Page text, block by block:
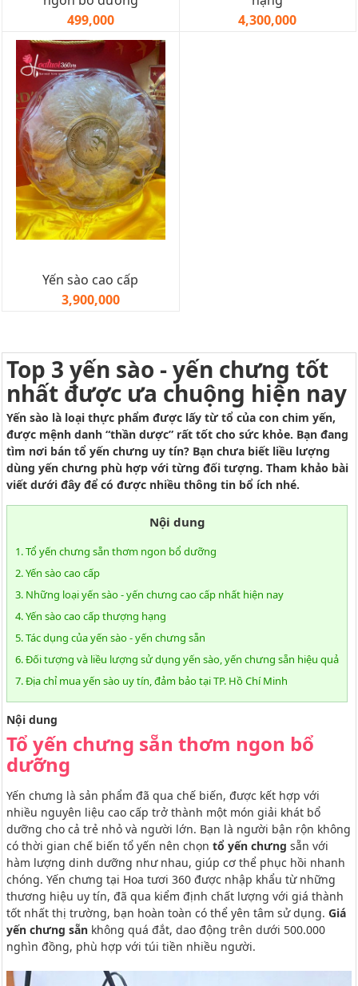
499,000
4,300,000
Yến sào cao cấp
3,900,000
Top 3 yến sào - yến chưng tốt
nhất được ưa chuộng hiện nay
Yến sào là loại thực phẩm được lấy từ tổ của con chim yến,
được mệnh danh “thần dược” rất tốt cho sức khỏe. Bạn đang
tìm nơi bán tổ yến chưng uy tín? Bạn chưa biết liều lượng
dùng yến chưng phù hợp với từng đối tượng. Tham khảo bài
viết dưới đây để có được nhiều thông tin bổ ích nhé.
Nội dung
1. Tổ yến chưng sẵn thơm ngon bổ dưỡng
2. Yến sào cao cấp
3. Những loại yến sào - yến chưng cao cấp nhất hiện nay
4. Yến sào cao cấp thượng hạng
5. Tác dụng của yến sào - yến chưng sẵn
6. Đối tượng và liều lượng sử dụng yến sào, yến chưng sẵn hiệu quả
7. Địa chỉ mua yến sào uy tín, đảm bảo tại TP. Hồ Chí Minh
Nội dung
Tổ yến chưng sẵn thơm ngon bổ
dưỡng
Yến chưng là sản phẩm đã qua chế biến, được kết hợp với
nhiều nguyên liệu cao cấp trở thành một món giải khát bổ
dưỡng cho cả trẻ nhỏ và người lớn. Bạn là người bận rộn không
có thời gian chế biến tổ yến nên chọn tổ yến chưng sẵn với
hàm lượng dinh dưỡng như nhau, giúp cơ thể phục hồi nhanh
chóng. Yến chưng tại Hoa tươi 360 được nhập khẩu từ những
thương hiệu uy tín, đã qua kiểm định chất lượng với giá thành
tốt nhất thị trường, bạn hoàn toàn có thể yên tâm sử dụng. Giá
yến chưng sẵn không quá đắt, dao động trên dưới 500.000
nghìn đồng, phù hợp với túi tiền nhiều người.